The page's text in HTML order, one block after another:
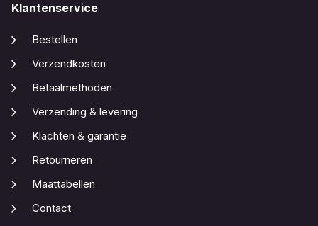
Klantenservice
Bestellen
Verzendkosten
Betaalmethoden
Verzending & levering
Klachten & garantie
Retourneren
Maattabellen
Contact